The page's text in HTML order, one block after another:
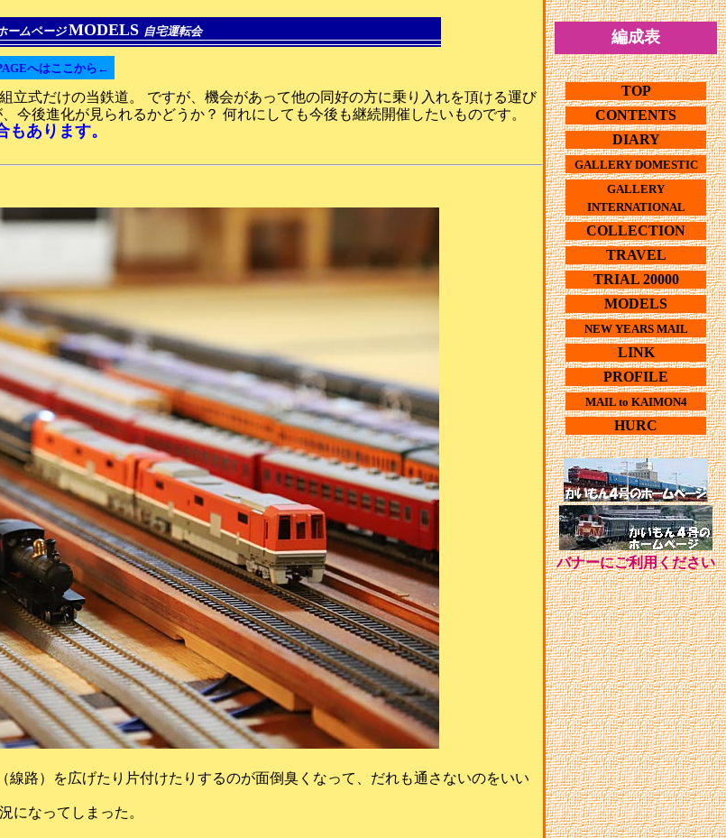
ームページMODELS 自宅運転会
へはここから←
式だけの当鉄道。 ですが、機会があって他の同好の方に乗り入れを頂ける運び
後進化が見られるかどうか？ 何れにしても今後も継続開催したいものです。
あります。
）を広げたり片付けたりするのが面倒臭くなって、だれも通さないのをいい
になってしまった。
編成表
TOP
CONTENTS
DIARY
GALLERY DOMESTIC
GALLERY
INTERNATIONAL
COLLECTION
TRAVEL
TRIAL 20000
MODELS
NEW YEARS MAIL
LINK
PROFILE
MAIL to KAIMON4
HURC
バナーにご利用ください